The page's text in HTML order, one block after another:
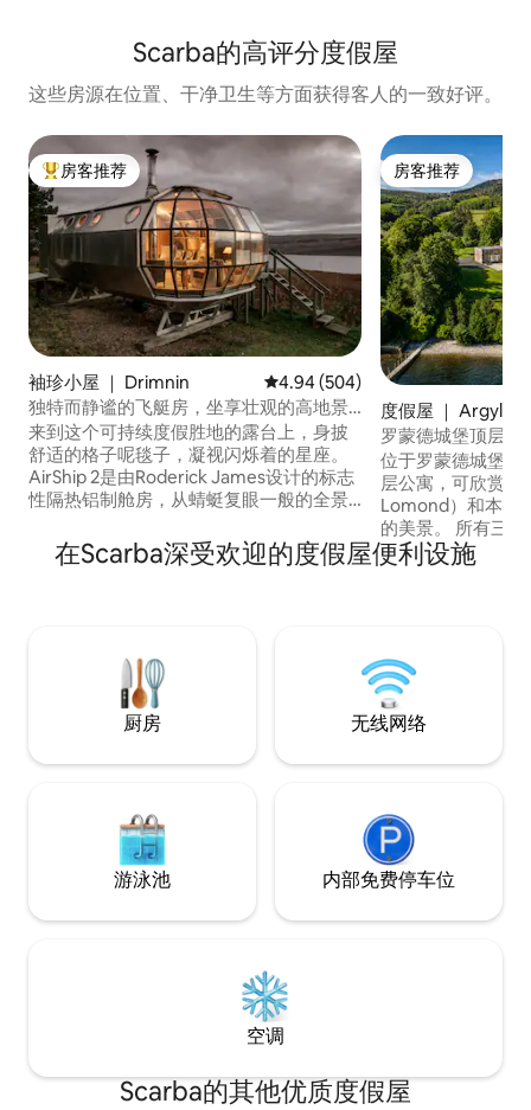
Scarba的高评分度假屋
这些房源在位置、干净卫生等方面获得客人的一致好评。
热门「房客推荐」
房客推荐
袖珍小屋 ｜ Drimnin 平均评分 4.94 分（满分 5 分），
4.94 (504)
独特而静谧的飞艇房，坐享壮观的高地景
观
来到这个可持续度假胜地的露台上，身披
舒适的格子呢毯子，凝视闪烁着的星座。
AirShip 2是由Roderick James设计的标志
性隔热铝制舱房，从蜻蜓复眼一般的全景
色。Airship002舒适、奇特又炫酷。我们
并不提供五星级酒店的住宿服务。房客的
配有烤面包机、电水壶、Tefal卤素炉架以
及烤箱/微波炉两用机。提供所有锅具、盘
子、玻璃杯和餐具。您只需携带食物。准
备入住时，您应该储备足够的食物，因为
8英里。 AirShip地处一个美丽又僻静的地
一带直到茂尔岛的Tobermory，再向外海
延伸直到Ardnamurchan Point，这里的景
色令人惊叹。
房客推荐
房客推荐
度假屋 ｜ Argyll
uncil
罗蒙德城堡顶层公
位于罗蒙德城堡
层公寓，可欣赏到
Lomond）和本罗
的美景。 所有三间卧室均配有现代淋浴
间、豪华床、床垫
人的景观。客厅和
（Cameron
（Lomond
高尔夫- 5-10分钟
在Scarba深受欢迎的度假屋便利设施
厨房 无线网络
游泳池 内部免费停车位
空调
Scarba的其他优质度假屋